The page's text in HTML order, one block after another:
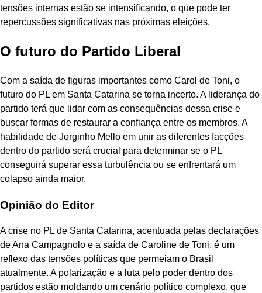
tensões internas estão se intensificando, o que pode ter
repercussões significativas nas próximas eleições.
O futuro do Partido Liberal
Com a saída de figuras importantes como Carol de Toni, o
futuro do PL em Santa Catarina se torna incerto. A liderança do
partido terá que lidar com as consequências dessa crise e
buscar formas de restaurar a confiança entre os membros. A
habilidade de Jorginho Mello em unir as diferentes facções
dentro do partido será crucial para determinar se o PL
conseguirá superar essa turbulência ou se enfrentará um
colapso ainda maior.
Opinião do Editor
A crise no PL de Santa Catarina, acentuada pelas declarações
de Ana Campagnolo e a saída de Caroline de Toni, é um
reflexo das tensões políticas que permeiam o Brasil
atualmente. A polarização e a luta pelo poder dentro dos
partidos estão moldando um cenário político complexo, que